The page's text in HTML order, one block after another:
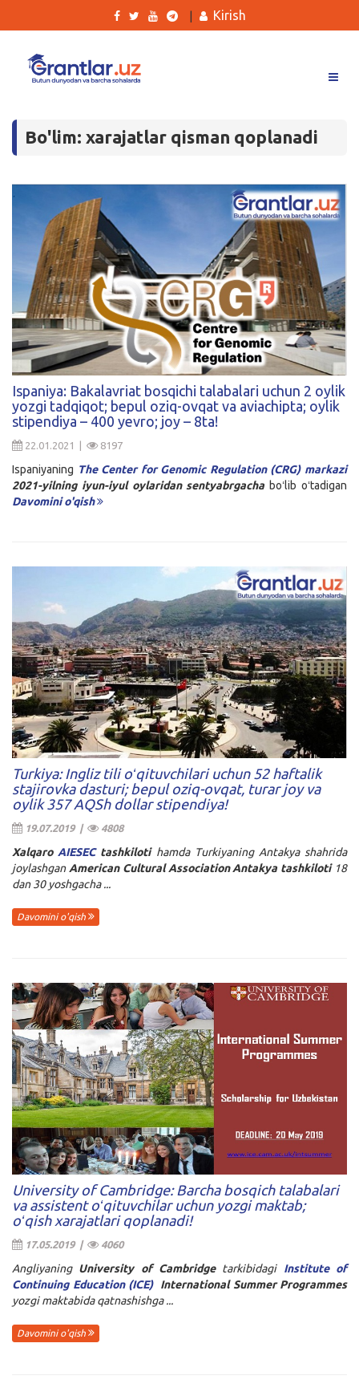
Tanlovlar
Kurslar
Blog
Yana
Qidirish
Kirish
Kirish
Bo'lim: xarajatlar qisman qoplanadi
Ispaniya: Bakalavriat bosqichi talabalari uchun 2 oylik
yozgi tadqiqot; bepul oziq-ovqat va aviachipta; oylik
stipendiya – 400 yevro; joy – 8ta!
22.01.2021 | 8197
Ispaniyaning The Center for Genomic Regulation (CRG) markazi
2021-yilning iyun-iyul oylaridan sentyabrgacha boʻlib oʻtadigan
Davomini o'qish
Turkiya: Ingliz tili oʻqituvchilari uchun 52 haftalik
stajirovka dasturi; bepul oziq-ovqat, turar joy va
oylik 357 AQSh dollar stipendiya!
19.07.2019 | 4808
Xalqaro AIESECtashkiloti hamda Turkiyaning Antakya shahrida
joylashgan American Cultural Association Antakya tashkiloti 18
dan 30 yoshgacha ...
Davomini o'qish
University of Cambridge: Barcha bosqich talabalari
va assistent oʻqituvchilar uchun yozgi maktab;
oʻqish xarajatlari qoplanadi!
17.05.2019 | 4060
Angliyaning University of Cambridgetarkibidagi Institute of
Continuing Education (ICE)
International Summer Programmes
yozgi maktabida qatnashishga ...
Davomini o'qish